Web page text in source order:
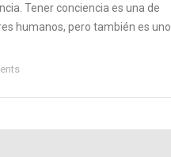
Tener conciencia es una de
humanos, pero también es uno